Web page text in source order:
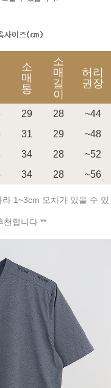
소
매
통
소
매
길
이
허리
권장
29 28
~44
31 29
~48
34 28
~52
34 28 ~56
1~3cm 오차가 있을 수 있
천합니다 **